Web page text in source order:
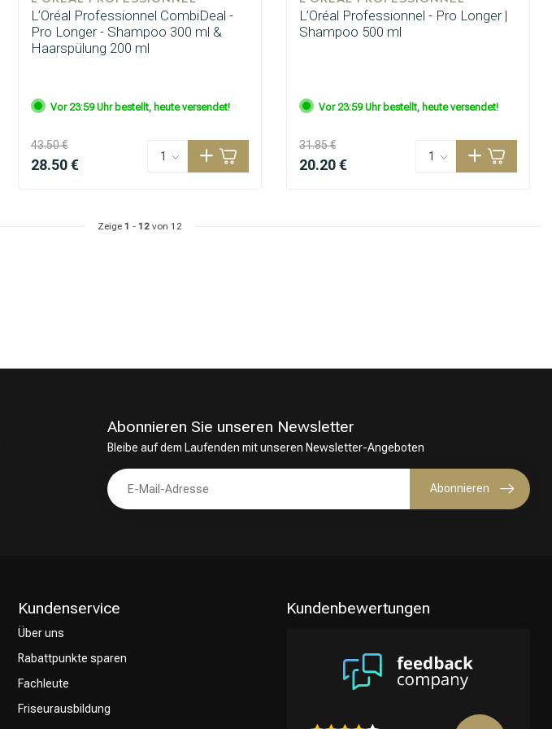
L’Oréal Professionnel CombiDeal -
Pro Longer - Shampoo 300 ml &
Haarspülung 200 ml
Vor 23:59 Uhr bestellt, heute versendet!
43.50 €
28.50 €
L’Oréal Professionnel - Pro Longer |
Shampoo 500 ml
Vor 23:59 Uhr bestellt, heute versendet!
31.85 €
20.20 €
Zeige 1 - 12 von 12
Abonnieren Sie unseren Newsletter
Bleibe auf dem Laufenden mit unseren Newsletter-Angeboten
Abonnieren
Kundenservice
Über uns
Rabattpunkte sparen
Fachleute
Friseurausbildung
Kundenbewertungen